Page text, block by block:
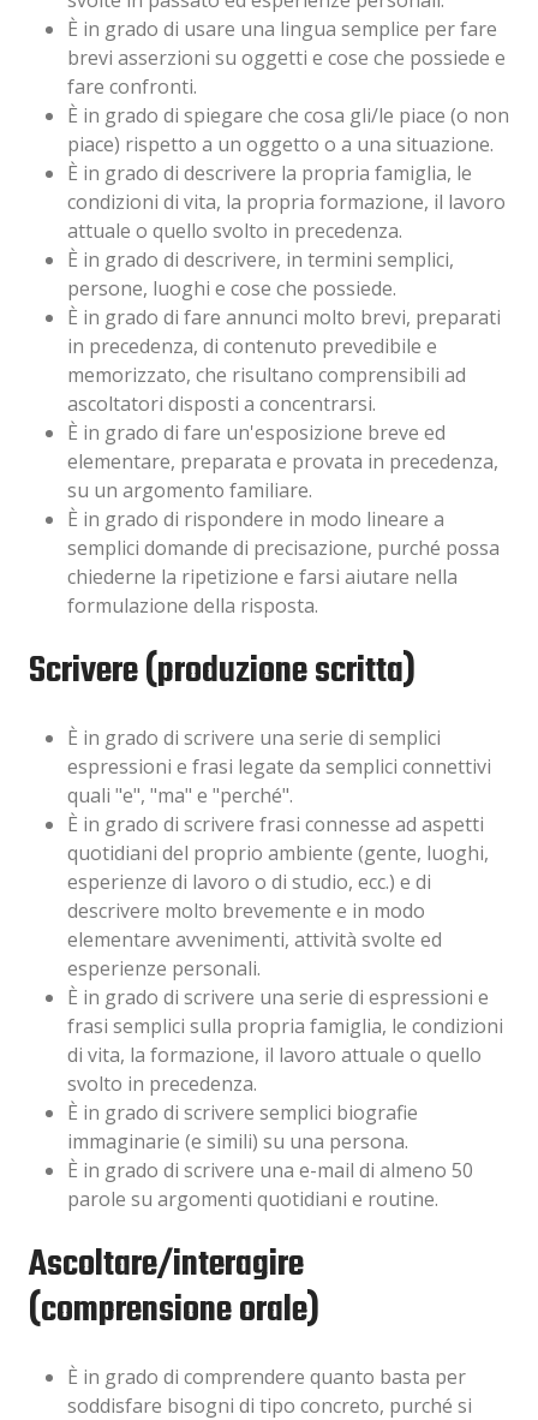
È in grado di usare una lingua semplice per fare
brevi asserzioni su oggetti e cose che possiede e
fare confronti.
È in grado di spiegare che cosa gli/le piace (o non
piace) rispetto a un oggetto o a una situazione.
È in grado di descrivere la propria famiglia, le
condizioni di vita, la propria formazione, il lavoro
attuale o quello svolto in precedenza.
È in grado di descrivere, in termini semplici,
persone, luoghi e cose che possiede.
È in grado di fare annunci molto brevi, preparati
in precedenza, di contenuto prevedibile e
memorizzato, che risultano comprensibili ad
ascoltatori disposti a concentrarsi.
È in grado di fare un'esposizione breve ed
elementare, preparata e provata in precedenza,
su un argomento familiare.
È in grado di rispondere in modo lineare a
semplici domande di precisazione, purché possa
chiederne la ripetizione e farsi aiutare nella
formulazione della risposta.
Scrivere (produzione scritta)
È in grado di scrivere una serie di semplici
espressioni e frasi legate da semplici connettivi
quali "e", "ma" e "perché".
È in grado di scrivere frasi connesse ad aspetti
quotidiani del proprio ambiente (gente, luoghi,
esperienze di lavoro o di studio, ecc.) e di
descrivere molto brevemente e in modo
elementare avvenimenti, attività svolte ed
esperienze personali.
È in grado di scrivere una serie di espressioni e
frasi semplici sulla propria famiglia, le condizioni
di vita, la formazione, il lavoro attuale o quello
svolto in precedenza.
È in grado di scrivere semplici biografie
immaginarie (e simili) su una persona.
È in grado di scrivere una e-mail di almeno 50
parole su argomenti quotidiani e routine.
Ascoltare/interagire
(comprensione orale)
È in grado di comprendere quanto basta per
soddisfare bisogni di tipo concreto, purché si